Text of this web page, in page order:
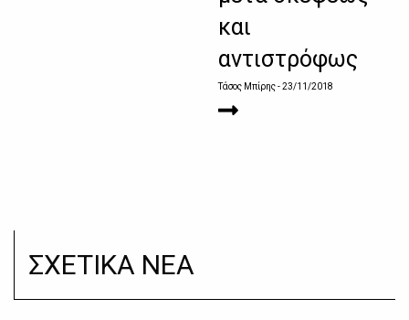
και
αντιστρόφως
Τάσος Μπίρης- 23/11/2018
ΣΧΕΤΙΚΑ ΝΕΑ